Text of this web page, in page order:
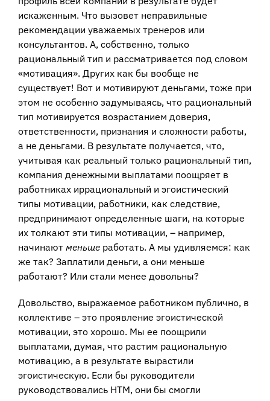
искаженным. Что вызовет неправильные
рекомендации уважаемых тренеров или
консультантов. А, собственно, только
рациональный тип и рассматривается под словом
«мотивация». Других как бы вообще не
существует! Вот и мотивируют деньгами, тоже при
этом не особенно задумываясь, что рациональный
тип мотивируется возрастанием доверия,
ответственности, признания и сложности работы,
а не деньгами. В результате получается, что,
учитывая как реальный только рациональный тип,
компания денежными выплатами поощряет в
работниках иррациональный и эгоистический
типы мотивации, работники, как следствие,
предпринимают определенные шаги, на которые
их толкают эти типы мотивации, – например,
начинают меньше работать. А мы удивляемся: как
же так? Заплатили деньги, а они меньше
работают? Или стали менее довольны?
Довольство, выражаемое работником публично, в
коллективе – это проявление эгоистической
мотивации, это хорошо. Мы ее поощрили
выплатами, думая, что растим рациональную
мотивацию, а в результате вырастили
эгоистическую. Если бы руководители
руководствовались НТМ, они бы смогли